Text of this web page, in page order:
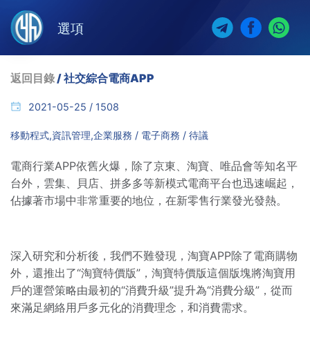
選項
返回目錄/ 社交綜合電商APP
2021-05-25 / 1508
移動程式,資訊管理,企業服務 / 電子商務 / 待議
電商行業APP依舊火爆，除了京東、淘寶、唯品會等知名平
台外，雲集、貝店、拼多多等新模式電商平台也迅速崛起，
佔據著市場中非常重要的地位，在新零售行業發光發熱。
深入研究和分析後，我們不難發現，淘寶APP除了電商購物
外，還推出了“淘寶特價版”，淘寶特價版這個版塊將淘寶用
戶的運營策略由最初的“消費升級”提升為“消費分級”，從而
來滿足網絡用戶多元化的消費理念，和消費需求。